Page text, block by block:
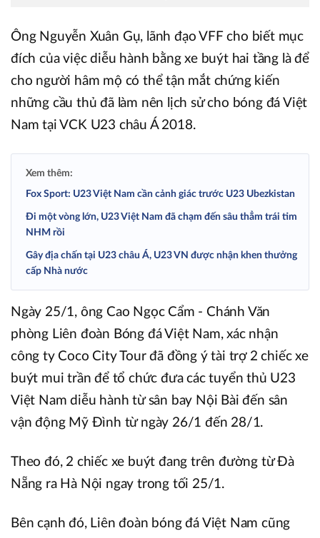
Ông Nguyễn Xuân Gụ, lãnh đạo VFF cho biết mục
đích của việc diễu hành bằng xe buýt hai tầng là để
cho người hâm mộ có thể tận mắt chứng kiến
những cầu thủ đã làm nên lịch sử cho bóng đá Việt
Nam tại VCK U23 châu Á 2018.
Xem thêm:
Fox Sport: U23 Việt Nam cần cảnh giác trước U23 Ubezkistan
Đi một vòng lớn, U23 Việt Nam đã chạm đến sâu thẳm trái tim
NHM rồi
Gây địa chấn tại U23 châu Á, U23 VN được nhận khen thưởng
cấp Nhà nước
Ngày 25/1, ông Cao Ngọc Cẩm - Chánh Văn
phòng Liên đoàn Bóng đá Việt Nam, xác nhận
công ty Coco City Tour đã đồng ý tài trợ 2 chiếc xe
buýt mui trần để tổ chức đưa các tuyển thủ U23
Việt Nam diễu hành từ sân bay Nội Bài đến sân
vận động Mỹ Đình từ ngày 26/1 đến 28/1.
Theo đó, 2 chiếc xe buýt đang trên đường từ Đà
Nẵng ra Hà Nội ngay trong tối 25/1.
Bên cạnh đó, Liên đoàn bóng đá Việt Nam cũng